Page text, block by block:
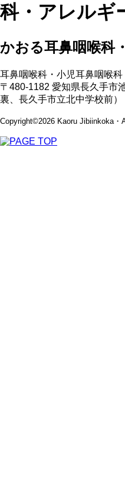
科・アレルギ
かおる耳鼻咽喉科
耳鼻咽喉科・小児耳鼻咽喉
〒480-1182 愛知県長久手市
裏、長久手市立北中学校前）
Copyright©2026 Kaoru Jibiinkoka・